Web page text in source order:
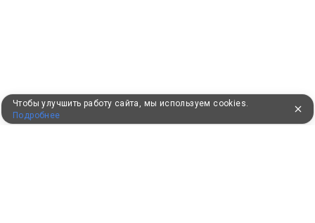
Чтобы улучшить работу сайта, мы используем cookies.
Подробнее